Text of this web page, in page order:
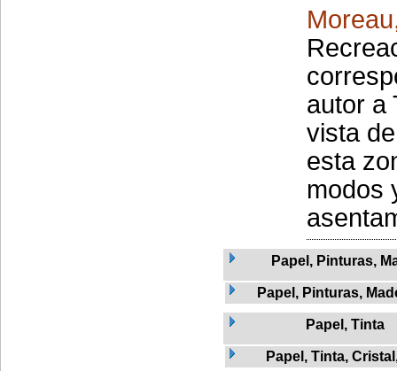
autor a
vista
esta
modos
Papel, Pinturas,
Papel, Pinturas,
Papel, Tinta
Papel, Tinta,